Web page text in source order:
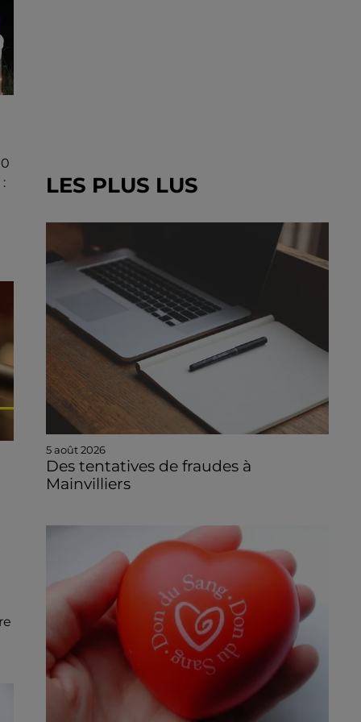
LES PLUS LUS
5 août 2026
Des tentatives de fraudes à
Mainvilliers